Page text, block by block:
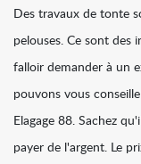
Des travaux de tonte
pelouses. Ce sont des
falloir demander à un
pouvons vous
Elagage 88. Sachez
payer de l'argent. Le